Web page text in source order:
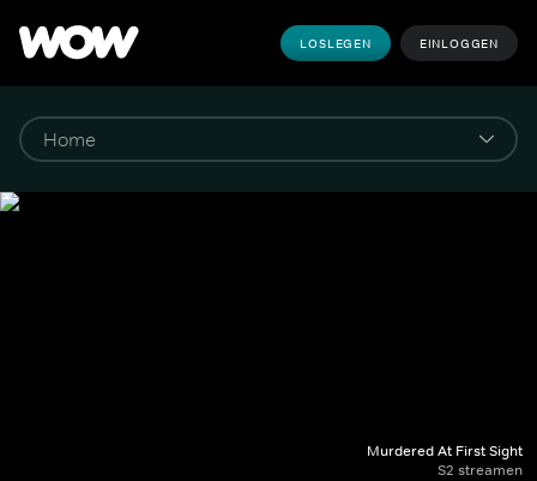
LOSLEGEN EINLOGGEN
Murdered At First Sight
S2 streamen